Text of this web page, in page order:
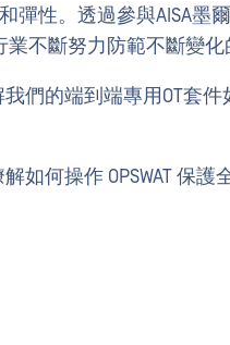
彈性。透過參與AISA墨
不斷努力防範不斷變化
們的端到端專用OT套
何操作 OPSWAT 保護